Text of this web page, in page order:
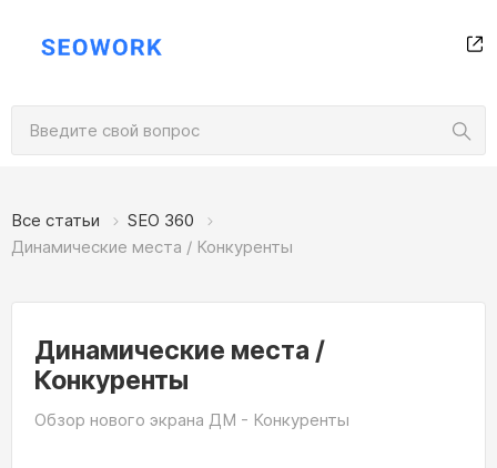
Все статьи
SEO 360
Динамические места / Конкуренты
Динамические места /
Конкуренты
Обзор нового экрана ДМ - Конкуренты